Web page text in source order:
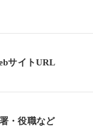
サイトURL
・役職など